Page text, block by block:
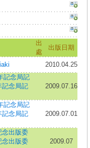
出
處
出版日期
2010.04.25
記念局記
記念局記
2009.07.16
記念局記
記念局記
2009.07.01
念出版委
念出版委
2009.07